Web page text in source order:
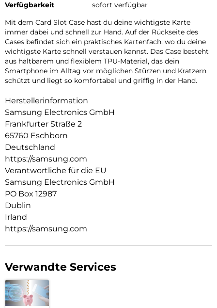
Verfügbarkeit
sofort verfügbar
Mit dem Card Slot Case hast du deine wichtigste Karte
immer dabei und schnell zur Hand. Auf der Rückseite des
Cases befindet sich ein praktisches Kartenfach, wo du deine
wichtigste Karte schnell verstauen kannst. Das Case besteht
aus haltbarem und flexiblem TPU-Material, das dein
Smartphone im Alltag vor möglichen Stürzen und Kratzern
schützt und liegt so komfortabel und griffig in der Hand.
Herstellerinformation
Samsung Electronics GmbH
Frankfurter Straße 2
65760 Eschborn
Deutschland
https://samsung.com
Verantwortliche für die EU
Samsung Electronics GmbH
PO Box 12987
Dublin
Irland
https://samsung.com
Verwandte Services